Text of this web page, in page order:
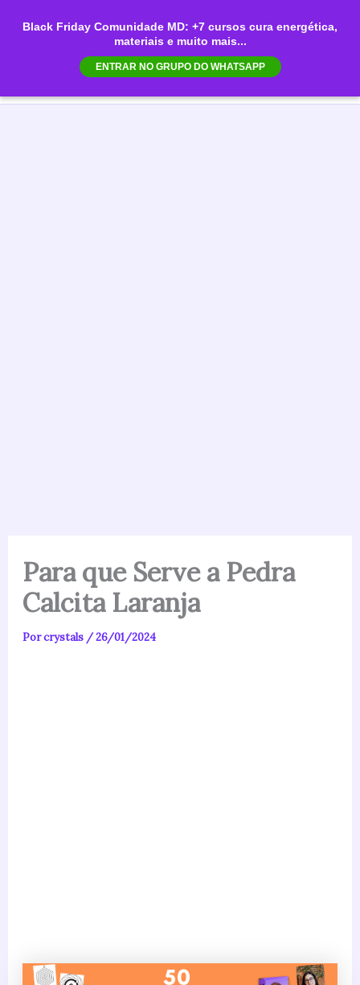
Black Friday Comunidade MD: +7 cursos cura energética,
materiais e muito mais...
ENTRAR NO GRUPO DO WHATSAPP
para
Para que Serve a Pedra
Calcita Laranja
Porcrystals /26/01/2024